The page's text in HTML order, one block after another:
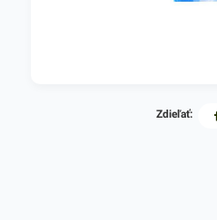
Zdieľať: